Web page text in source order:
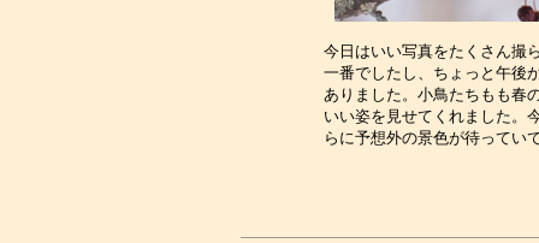
今日はいい写真をたくさん撮
一番でしたし、ちょっと午後
ありました。小鳥たちもも春
いい姿を見せてくれました。